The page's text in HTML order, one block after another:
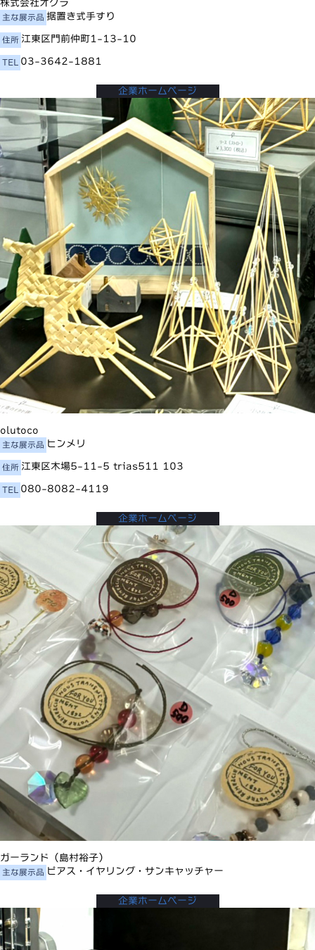
株式会社オグラ
主な展示品 据置き式手すり
住所 江東区門前仲町1-13-10
TEL 03-3642-1881
企業ホームページ
olutoco
主な展示品 ヒンメリ
住所 江東区木場5-11-5 trias511 103
TEL 080-8082-4119
企業ホームページ
ガーランド（島村裕子）
主な展示品 ピアス・イヤリング・サンキャッチャー
企業ホームページ